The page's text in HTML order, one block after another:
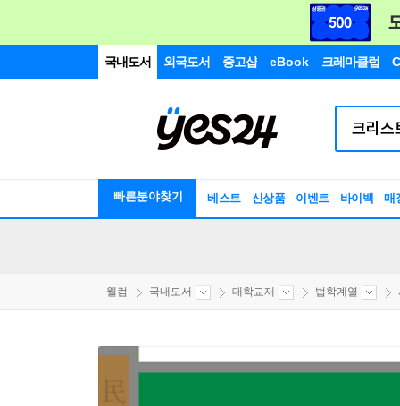
국내도서 외국도서 중고샵 eBook 크레마클럽
빠른분야찾기 베스트 신상품 이벤트 바이백 매
웰컴 국내도서 대학교재 법학계열